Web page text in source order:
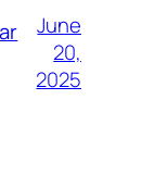
June
20,
2025